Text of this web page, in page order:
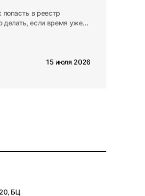
попасть в реестр
делать, если время уже
15 июля 2026
БЦ